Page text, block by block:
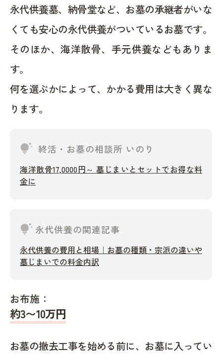
永代供養墓、納骨堂など、お墓の承継者がいな
くても安心の永代供養がついているお墓です。
そのほか、海洋散骨、手元供養などもありま
す。
何を選ぶかによって、かかる費用は大きく異な
ります。
tips_and_updates 終活・お墓の相談所 いのり
海洋散骨17,0000円～ 墓じまいとセットでお得な料
金に
tips_and_updates 永代供養の関連記事
永代供養の費用と相場｜お墓の種類・宗派の違いや
墓じまいでの料金内訳
お布施：
約3〜10万円
お墓の撤去工事を始める前に、お墓に入ってい